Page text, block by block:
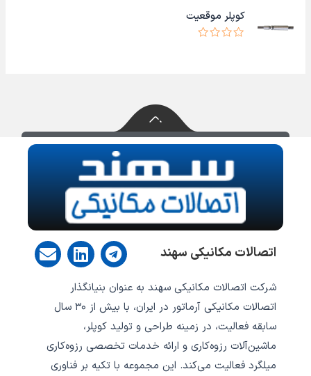
5
ی
ا
ز
کوپلر موقعیت
5
اتصالات مکانیکی سهند T
e
e
g
r
a
m
L
i
n
k
e
i
n
E
n
p
شرکت اتصالات مکانیکی سهند به عنوان بنیانگذار
اتصالات مکانیکی آرماتور در ایران، با بیش از ۳۰ سال
سابقه فعالیت، در زمینه طراحی و تولید کوپلر،
ماشین‌آلات رزوه‌کاری و ارائه خدمات تخصصی رزوه‌کاری
میلگرد فعالیت می‌کند.‎ این مجموعه با تکیه بر فناوری